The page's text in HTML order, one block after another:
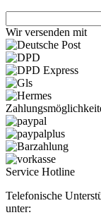
Wir versenden mit
Service Hotline
Telefonische
unter: